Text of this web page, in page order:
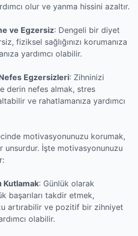
olur ve yanma hissini azaltır.
ve Egzersiz: Dengeli bir diyet
fiziksel sağlığınızı korumanıza
yardımcı olabilir.
Egzersizleri: Zihninizi
derin nefes almak, stres
ve rahatlamanıza yardımcı
motivasyonunuzu korumak,
unsurdur. İşte motivasyonunuzu
Kutlamak: Günlük olarak
başarıları takdir etmek,
artırabilir ve pozitif bir zihniyet
olabilir.